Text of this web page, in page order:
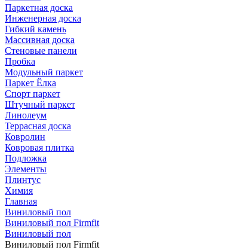
Паркетная доска
Инженерная доска
Гибкий камень
Массивная доска
Стеновые панели
Пробка
Модульный паркет
Паркет Ёлка
Спорт паркет
Штучный паркет
Линолеум
Террасная доска
Ковролин
Ковровая плитка
Подложка
Элементы
Плинтус
Химия
Главная
Виниловый пол
Виниловый пол Firmfit
Виниловый пол
Виниловый пол Firmfit